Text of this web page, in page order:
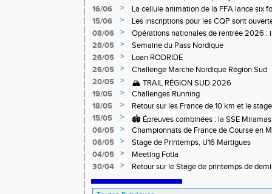
16/06
>
La cellule animation de la FFA lance six
Niveau 1 et 3 pour ACR Niveau 2)
15/06 >
Les inscriptions pour les CQP sont
Qualification Professionnelle)
08/06 >
Opérations nationales de rentrée 2026 :
28/05
>
Semaine du Pass Nordique
26/05
>
Loan RODRIDE
26/05
>
Challenge Marche Nordique Région Sud
20/05
>
🏔️ TRAIL RÉGION SUD 2026
19/05
>
Challenges Running
18/05
>
Retour sur les France de 10 km et le
off-road à Briançon
15/05 >
🏟️ Épreuves combinées : la SSE
06/05
>
Championnats de France de Course en
06/05
>
Stage de Printemps, U16 Martigues
04/05
>
Meeting Fotia
30/04
> R‌etour sur le Stage de printemps de